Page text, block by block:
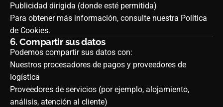
Publicidad dirigida (donde esté permitida)
Para obtener más información, consulte nuestra Política
de Cookies.
6.Compartir sus datos
Podemos compartir sus datos con:
Nuestros procesadores de pagos y proveedores de
logística
Proveedores de servicios (por ejemplo, alojamiento,
análisis, atención al cliente)